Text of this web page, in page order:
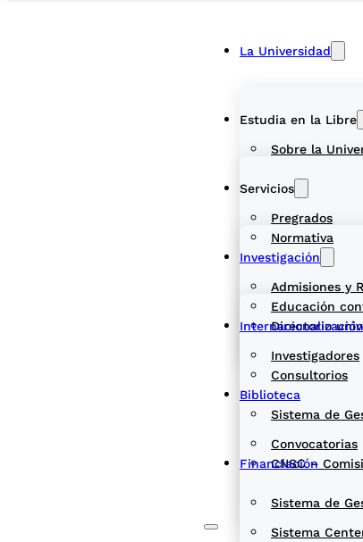
La Universidad
Sobre la
Normativa
Directorio
Sistema de
Sistema de
Estudia en la Libre
Pregrados
Educación
Servicios
Admisiones y
Consultorios
CNSC –
Investigación
Investigadores
Convocatorias
Sistema
Internacionalización
Biblioteca
Financiación